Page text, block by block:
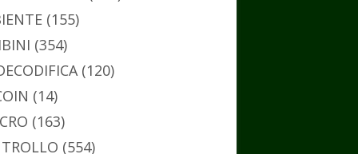
(155)
(354)
(120)
(14)
(163)
(554)